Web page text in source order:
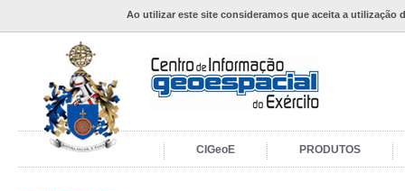
Ao utilizar este site consideramos que aceita a utilização
CIGeoE PRODUTOS